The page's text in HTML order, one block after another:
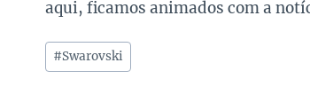
aqui, ficamos animados com a
Tags
do
#Swarovski